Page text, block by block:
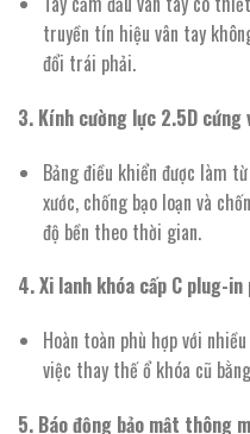
truyền tín hiệu vân tay
đổi trái phải.
3. Kính cường lực 2.5D
Bảng điều khiển được làm
xước, chống bạo loạn và
độ bền theo thời gian.
4. Xi lanh khóa cấp C plug-
Hoàn toàn phù hợp với
việc thay thế ổ khóa cũ
5. Báo động bảo mật thông